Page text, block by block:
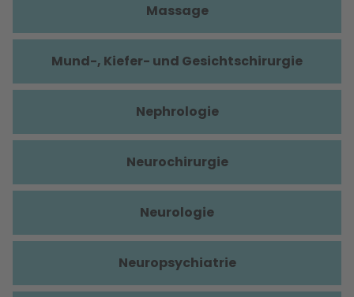
Massage
Mund-, Kiefer- und Gesichtschirurgie
Nephrologie
Neurochirurgie
Neurologie
Neuropsychiatrie